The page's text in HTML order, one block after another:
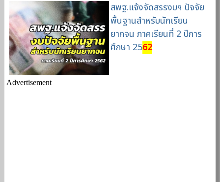
สพฐ.แจ้งจัดสรรงบฯ ปัจจัย
พื้นฐานสำหรับนักเรียน
ยากจน ภาคเรียนที่ 2 ปีการ
ศึกษา 2562
Advertisement